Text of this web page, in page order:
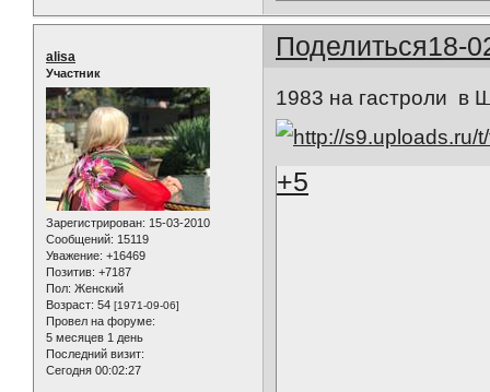
Поделиться18-
alisa
Участник
Зарегистрирован: 15-03-2010
Сообщений: 15119
Уважение: +16469
Позитив: +7187
Пол: Женский
Возраст: 54 [1971-09-06]
Провел на форуме:
5 месяцев 1 день
Последний визит:
Сегодня 00:02:27
1983 на гастроли в
+5